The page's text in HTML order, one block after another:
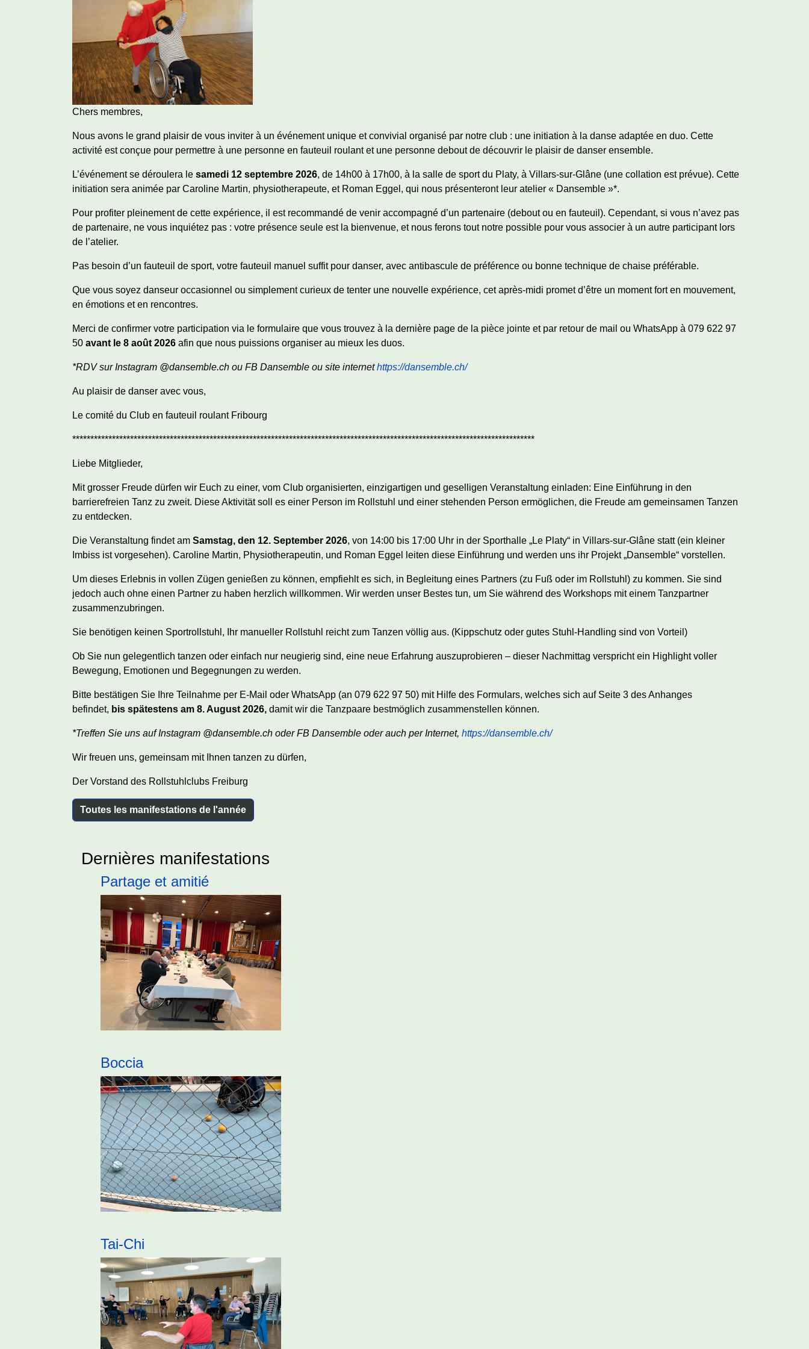
Chers membres,
Nous avons le grand plaisir de vous inviter à un événement unique et convivial organisé par notre club : une initiation à la danse adaptée en duo. Cette
activité est conçue pour permettre à une personne en fauteuil roulant et une personne debout de découvrir le plaisir de danser ensemble.
L’événement se déroulera le samedi 12 septembre 2026, de 14h00 à 17h00, à la salle de sport du Platy, à Villars-sur-Glâne (une collation est prévue). Cette
initiation sera animée par Caroline Martin, physiotherapeute, et Roman Eggel, qui nous présenteront leur atelier « Dansemble »*.
Pour profiter pleinement de cette expérience, il est recommandé de venir accompagné d’un partenaire (debout ou en fauteuil). Cependant, si vous n’avez pas
de partenaire, ne vous inquiétez pas : votre présence seule est la bienvenue, et nous ferons tout notre possible pour vous associer à un autre participant lors
de l’atelier.
Pas besoin d’un fauteuil de sport, votre fauteuil manuel suffit pour danser, avec antibascule de préférence ou bonne technique de chaise préférable.
Que vous soyez danseur occasionnel ou simplement curieux de tenter une nouvelle expérience, cet après-midi promet d’être un moment fort en mouvement,
en émotions et en rencontres.
Merci de confirmer votre participation via le formulaire que vous trouvez à la dernière page de la pièce jointe et par retour de mail ou WhatsApp à 079 622 97
50 avant le 8 août 2026afin que nous puissions organiser au mieux les duos.
*RDV sur Instagram @dansemble.ch ou FB Dansemble ou site internethttps://dansemble.ch/
Au plaisir de danser avec vous,
Le comité du Club en fauteuil roulant Fribourg
********************************************************************************************************************************
Liebe Mitglieder,
Mit grosser Freude dürfen wir Euch zu einer, vom Club organisierten, einzigartigen und geselligen Veranstaltung einladen: Eine Einführung in den
barrierefreien Tanz zu zweit. Diese Aktivität soll es einer Person im Rollstuhl und einer stehenden Person ermöglichen, die Freude am gemeinsamen Tanzen
zu entdecken.
Die Veranstaltung findet am Samstag, den 12. September 2026, von 14:00 bis 17:00 Uhr in der Sporthalle „Le Platy“ in Villars-sur-Glâne statt (ein kleiner
Imbiss ist vorgesehen). Caroline Martin, Physiotherapeutin, und Roman Eggel leiten diese Einführung und werden uns ihr Projekt „Dansemble“ vorstellen.
Um dieses Erlebnis in vollen Zügen genießen zu können, empfiehlt es sich, in Begleitung eines Partners (zu Fuß oder im Rollstuhl) zu kommen. Sie sind
jedoch auch ohne einen Partner zu haben herzlich willkommen. Wir werden unser Bestes tun, um Sie während des Workshops mit einem Tanzpartner
zusammenzubringen.
Sie benötigen keinen Sportrollstuhl, Ihr manueller Rollstuhl reicht zum Tanzen völlig aus. (Kippschutz oder gutes Stuhl-Handling sind von Vorteil)
Ob Sie nun gelegentlich tanzen oder einfach nur neugierig sind, eine neue Erfahrung auszuprobieren – dieser Nachmittag verspricht ein Highlight voller
Bewegung, Emotionen und Begegnungen zu werden.
Bitte bestätigen Sie Ihre Teilnahme per E-Mail oder WhatsApp (an 079 622 97 50) mit Hilfe des Formulars, welches sich auf Seite 3 des Anhanges
befindet, bis spätestens am 8. August 2026,damit wir die Tanzpaare bestmöglich zusammenstellen können.
*Treffen Sie uns auf Instagram @dansemble.ch oder FB Dansemble oder auch per Internet, https://dansemble.ch/
Wir freuen uns, gemeinsam mit Ihnen tanzen zu dürfen,
Der Vorstand des Rollstuhlclubs Freiburg
Toutes les manifestations de l'année
Dernières manifestations
Partage et amitié
Boccia
Tai-Chi